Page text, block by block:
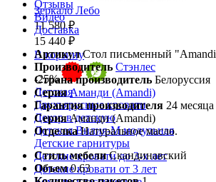
Зеркало Лебо
11 580 ₽
15 440 ₽
В корзину
-25%
Детская
Двухъярусные кровати
Декор в детскую
Детская Вилия-М модульная
Детские гарнитуры
Детские кровати до 3-х лет
Детские кровати от 3 лет
Отзывы
Видео
Доставка
Артикул Стол письменный
Производитель Стэнлес
Страна производитель Белоруссия
Серия Аманди (Amandi)
Гарантия производителя 24 месяца
Серия Аманди (Amandi)
Отделка Натуральное масло.
Стиль мебели Скандинавский
Объем 0.63